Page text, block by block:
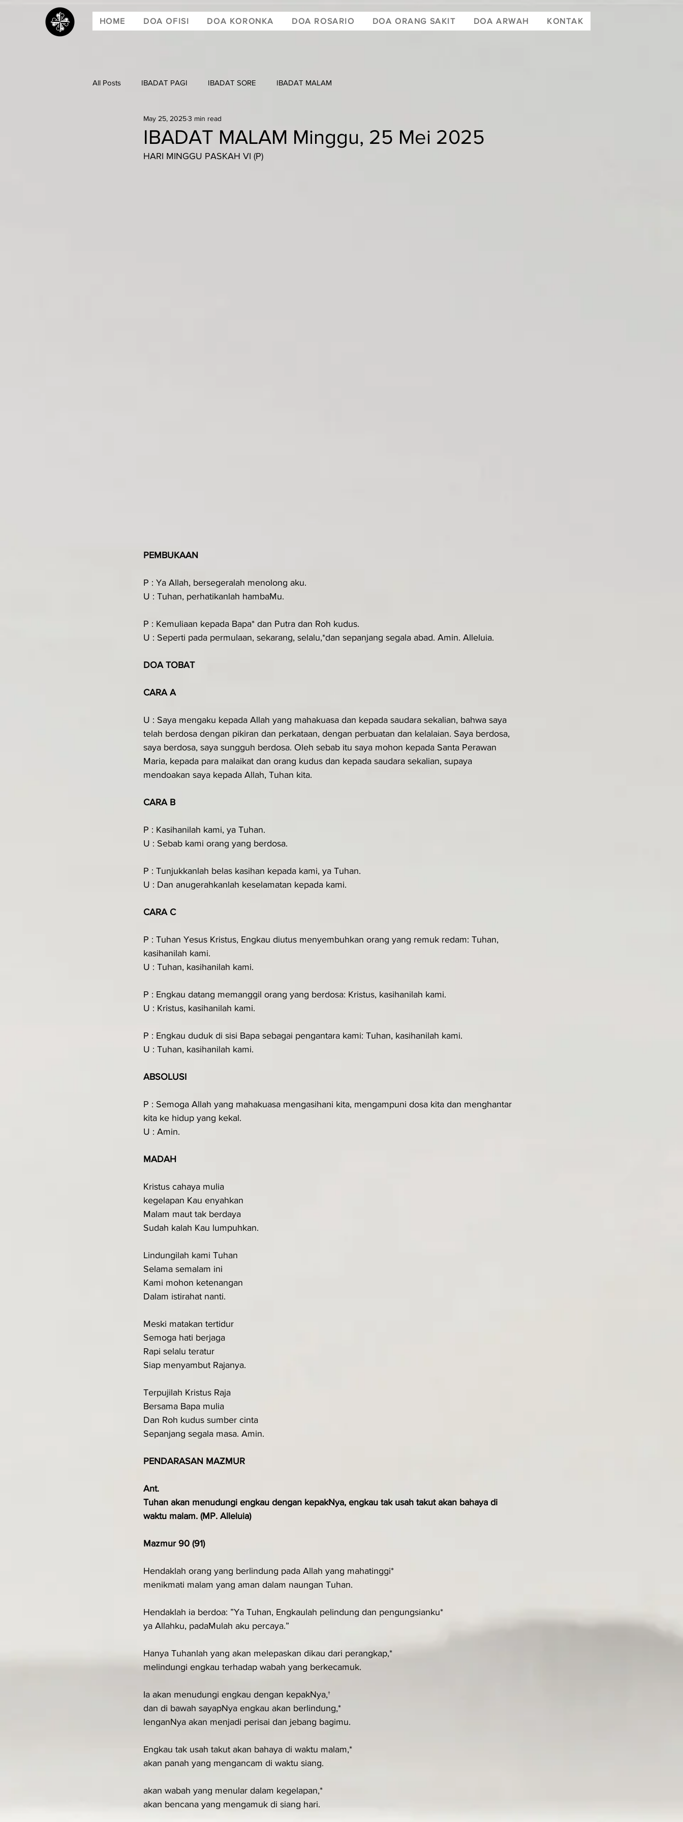
HOME DOA OFISI DOA KORONKA DOA ROSARIO DOA ORANG SAKIT DOA ARWAH KONTAK
All Posts IBADAT PAGI IBADAT SORE IBADAT MALAM
IBADAT MALAM Minggu, 25 Mei 2025
May 25, 20253 min read
HARI MINGGU PASKAH VI (P)
PEMBUKAAN
P : Ya Allah, bersegeralah menolong aku.
U : Tuhan, perhatikanlah hambaMu.
P : Kemuliaan kepada Bapa* dan Putra dan Roh kudus.
U : Seperti pada permulaan, sekarang, selalu,*dan sepanjang segala abad. Amin. Alleluia.
DOA TOBAT
CARA A
U : Saya mengaku kepada Allah yang mahakuasa dan kepada saudara sekalian, bahwa saya
telah berdosa dengan pikiran dan perkataan, dengan perbuatan dan kelalaian. Saya berdosa,
saya berdosa, saya sungguh berdosa. Oleh sebab itu saya mohon kepada Santa Perawan
Maria, kepada para malaikat dan orang kudus dan kepada saudara sekalian, supaya
mendoakan saya kepada Allah, Tuhan kita.
CARA B
P : Kasihanilah kami, ya Tuhan.
U : Sebab kami orang yang berdosa.
P : Tunjukkanlah belas kasihan kepada kami, ya Tuhan.
U : Dan anugerahkanlah keselamatan kepada kami.
CARA C
P : Tuhan Yesus Kristus, Engkau diutus menyembuhkan orang yang remuk redam: Tuhan,
kasihanilah kami.
U : Tuhan, kasihanilah kami.
P : Engkau datang memanggil orang yang berdosa: Kristus, kasihanilah kami.
U : Kristus, kasihanilah kami.
P : Engkau duduk di sisi Bapa sebagai pengantara kami: Tuhan, kasihanilah kami.
U : Tuhan, kasihanilah kami.
ABSOLUSI
P : Semoga Allah yang mahakuasa mengasihani kita, mengampuni dosa kita dan menghantar
kita ke hidup yang kekal.
U : Amin.
MADAH
Kristus cahaya mulia
kegelapan Kau enyahkan
Malam maut tak berdaya
Sudah kalah Kau lumpuhkan.
Lindungilah kami Tuhan
Selama semalam ini
Kami mohon ketenangan
Dalam istirahat nanti.
Meski matakan tertidur
Semoga hati berjaga
Rapi selalu teratur
Siap menyambut Rajanya.
Terpujilah Kristus Raja
Bersama Bapa mulia
Dan Roh kudus sumber cinta
Sepanjang segala masa. Amin.
PENDARASAN MAZMUR
Ant.
Tuhan akan menudungi engkau dengan kepakNya, engkau tak usah takut akan bahaya di
waktu malam. (MP. Alleluia)
Mazmur 90 (91)
Hendaklah orang yang berlindung pada Allah yang mahatinggi*
menikmati malam yang aman dalam naungan Tuhan.
Hendaklah ia berdoa: ”Ya Tuhan, Engkaulah pelindung dan pengungsianku*
ya Allahku, padaMulah aku percaya.”
Hanya Tuhanlah yang akan melepaskan dikau dari perangkap,*
melindungi engkau terhadap wabah yang berkecamuk.
Ia akan menudungi engkau dengan kepakNya,†
dan di bawah sayapNya engkau akan berlindung,*
lenganNya akan menjadi perisai dan jebang bagimu.
Engkau tak usah takut akan bahaya di waktu malam,*
akan panah yang mengancam di waktu siang.
akan wabah yang menular dalam kegelapan,*
akan bencana yang mengamuk di siang hari.